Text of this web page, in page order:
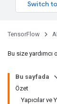
TensorFlow
Bu size yardımcı
Bu sayfada
Özet
Yapıcılar ve